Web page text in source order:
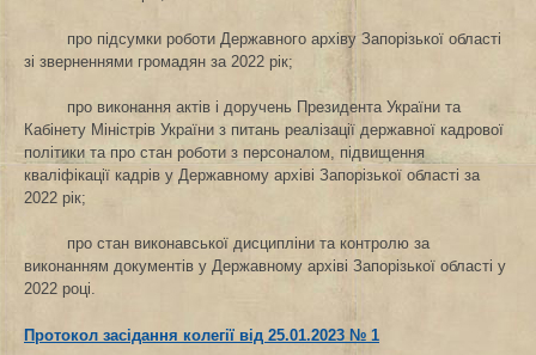
про підсумки роботи Державного архіву Запорізької області
зі зверненнями громадян за 2022 рік;
про виконання актів і доручень Президента України та
Кабінету Міністрів України з питань реалізації державної кадрової
політики та про стан роботи з персоналом, підвищення
кваліфікації кадрів у Державному архіві Запорізької області за
2022 рік;
про стан виконавської дисципліни та контролю за
виконанням документів у Державному архіві Запорізької області у
2022 році.
Протокол засідання колегії від 25.01.2023 № 1